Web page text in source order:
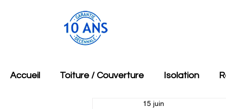
Accueil Toiture / Couverture Isolation
15 juin